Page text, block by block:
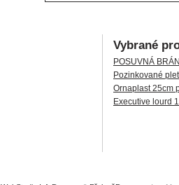
Vybrané
POSUVNÁ
Pozinkované
Ornaplast 25cm
Executive lourd